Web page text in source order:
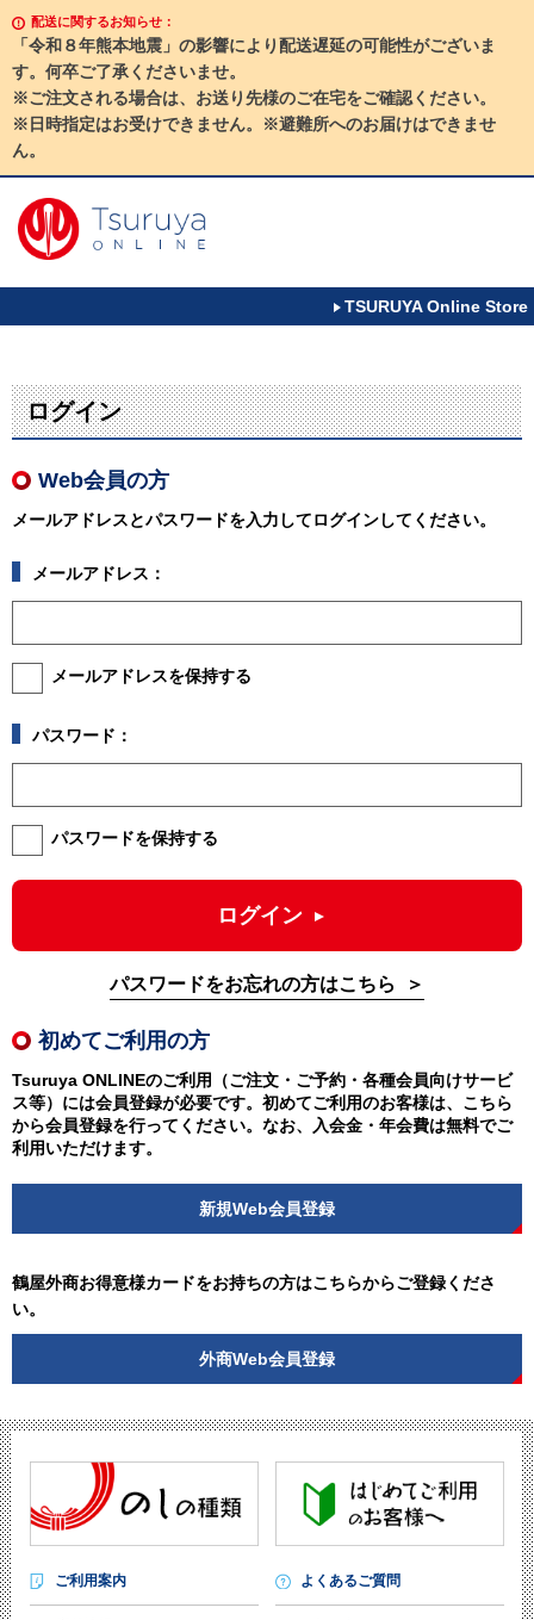
配送に関するお知らせ：
「令和８年熊本地震」の影響により配送遅延の可能性がございま
す。何卒ご了承くださいませ。
※ご注文される場合は、お送り先様のご在宅をご確認ください。
※日時指定はお受けできません。※避難所へのお届けはできませ
ん。
TSURUYA Online Store
ログイン
Web会員の方
メールアドレスとパスワードを入力してログインしてください。
メールアドレス：
メールアドレスを保持する
パスワード：
パスワードを保持する
ログイン
パスワードをお忘れの方はこちら
初めてご利用の方
Tsuruya ONLINEのご利用（ご注文・ご予約・各種会員向けサービ
ス等）には会員登録が必要です。初めてご利用のお客様は、こちら
から会員登録を行ってください。なお、入会金・年会費は無料でご
利用いただけます。
新規Web会員登録
鶴屋外商お得意様カードをお持ちの方はこちらからご登録くださ
い。
外商Web会員登録
ご利用案内 よくあるご質問